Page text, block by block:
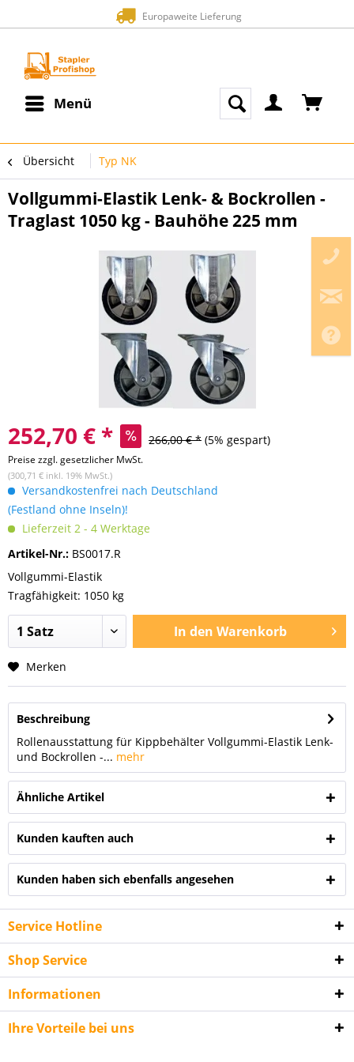
Europaweite Lieferung
Menü
Übersicht Typ NK
Vollgummi-Elastik Lenk- & Bockrollen -
Traglast 1050 kg - Bauhöhe 225 mm
252,70 € * 266,00 € * (5% gespart)
Preise zzgl. gesetzlicher MwSt.
(300,71 € inkl. 19% MwSt.)
Versandkostenfrei nach Deutschland
(Festland ohne Inseln)!
Lieferzeit 2 - 4 Werktage
Artikel-Nr.: BS0017.R
Vollgummi-Elastik
Tragfähigkeit: 1050 kg
In den Warenkorb
Merken
Beschreibung
Rollenausstattung für Kippbehälter Vollgummi-Elastik Lenk-
und Bockrollen -... mehr
Ähnliche Artikel
Kunden kauften auch
Kunden haben sich ebenfalls angesehen
Service Hotline
Shop Service
Informationen
Ihre Vorteile bei uns